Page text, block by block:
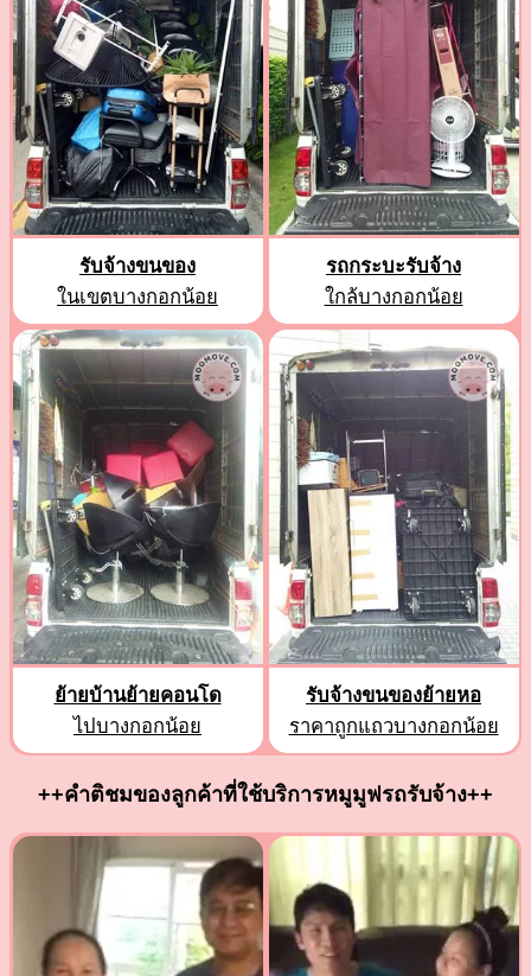
รับจ้างขนของ
ในเขตบางกอกน้อย
รถกระบะรับจ้าง
ใกล้บางกอกน้อย
ย้ายบ้านย้ายคอนโด
ไปบางกอกน้อย
รับจ้างขนของย้ายหอ
ราคาถูกแถวบางกอกน้อย
++คำติชมของลูกค้าที่ใช้บริการหมูมูฟรถรับจ้าง++